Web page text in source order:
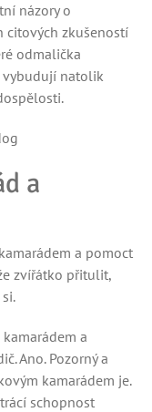
názory o
citových zkušeností
odmalička
vybudují natolik
a
a pomoct
zvířátko přitulit,
a
Ano. Pozorný a
kamarádem je.
schopnost